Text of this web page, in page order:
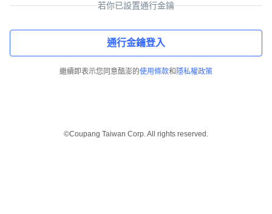
若你已設置通行金鑰
通行金鑰登入
繼續即表示您同意酷澎的使用條款和 隱私權政策
©Coupang Taiwan Corp. All rights reserved.